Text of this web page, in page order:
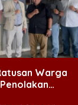
Warga